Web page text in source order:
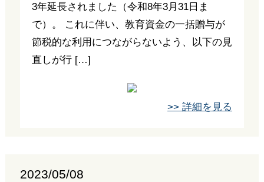
3年延長されました（令和8年3月31日ま
で）。 これに伴い、教育資金の一括贈与が
節税的な利用につながらないよう、以下の見
直しが行 […]
>> 詳細を見る
2023/05/08